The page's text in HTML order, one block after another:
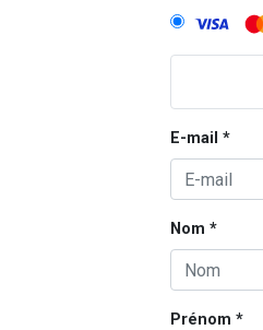
E-mail *
Nom *
Prénom *